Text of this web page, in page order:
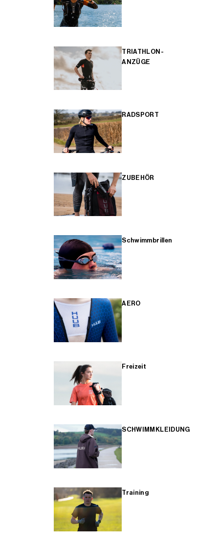
TRIATHLON-
ANZÜGE
RADSPORT
ZUBEHÖR
Schwimmbrillen
AERO
Freizeit
SCHWIMMKLEIDUNG
Training